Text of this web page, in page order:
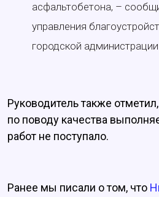
асфальтобетона, –
управления
городской
Руководитель также
по поводу качества
работ не поступало.
Ранее мы писали о том, что